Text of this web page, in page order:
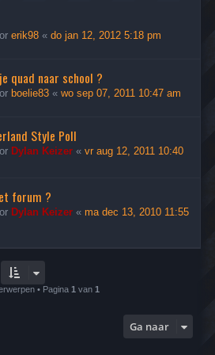
erik98 « do jan 12, 2012 5:18 pm
quad naar school ?
boelie83 « wo sep 07, 2011 10:47 am
Style Poll
Dylan Keizer « vr aug 12, 2011 10:40
forum ?
Dylan Keizer « ma dec 13, 2010 11:55
• Pagina 1 van 1
Ga naar